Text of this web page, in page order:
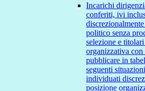
Incarichi
conferiti, ivi
politico senza
selezione e
organizzativa
pubblicare in
seguenti
individuati
posizione